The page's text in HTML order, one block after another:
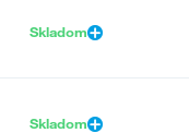
Skladom
Skladom